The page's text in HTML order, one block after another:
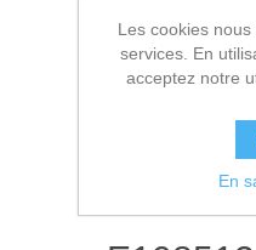
Les cookies
services. En
acceptez notre
En